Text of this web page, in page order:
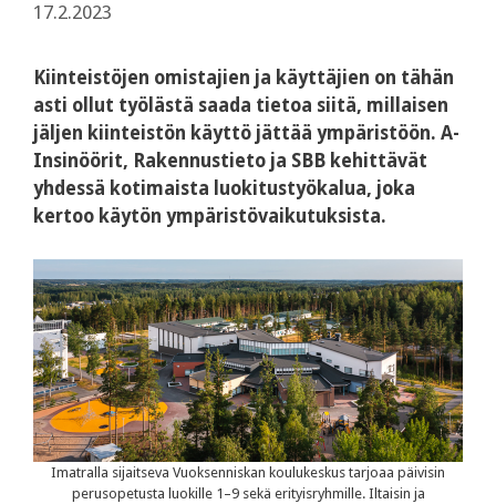
17.2.2023
Kiinteistöjen omistajien ja käyttäjien on tähän
asti ollut työlästä saada tietoa siitä, millaisen
jäljen kiinteistön käyttö jättää ympäristöön. A-
Insinöörit, Rakennustieto ja SBB kehittävät
yhdessä kotimaista luokitustyökalua, joka
kertoo käytön ympäristövaikutuksista.
Imatralla sijaitseva Vuoksenniskan koulukeskus tarjoaa päivisin
perusopetusta luokille 1–9 sekä erityisryhmille. Iltaisin ja